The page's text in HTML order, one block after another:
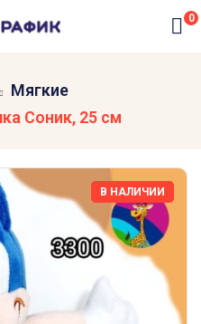
0
Мягкие
Соник, 25 см
В НАЛИЧИИ